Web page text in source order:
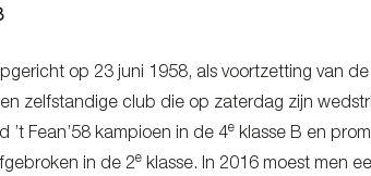
op 23 juni 1958, als voortzetting van
zelfstandige club die op zaterdag zijn
’t Fean’58 kampioen in de 4e klasse B en
in de 2e klasse. In 2016 moest men